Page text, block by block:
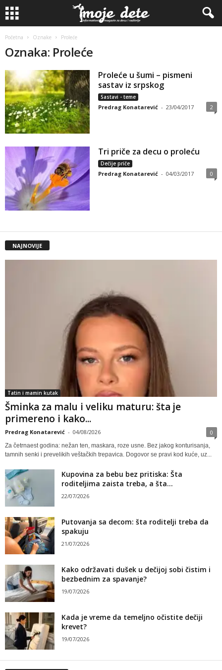
Početna Oznake Proleće
Oznaka: Proleće
Proleće u šumi – pismeni
sastav iz srpskog
Sastavi - teme
Predrag Konatarević - 23/04/2017 2
Tri priče za decu o proleću
Dečije priče
Predrag Konatarević - 04/03/2017 0
NAJNOVIJE
Tatin i mamin kutak
Šminka za malu i veliku maturu: šta je
primereno i kako...
Predrag Konatarević - 04/08/2026 0
Za četrnaest godina: nežan ten, maskara, roze usne. Bez jakog konturisanja,
tamnih senki i prevelikih veštačkih trepavica. Dogovor se pravi kod kuće, uz...
Kupovina za bebu bez pritiska: Šta
roditeljima zaista treba, a šta...
22/07/2026
Putovanja sa decom: šta roditelji treba da
spakuju
21/07/2026
Kako održavati dušek u dečijoj sobi čistim i
bezbednim za spavanje?
19/07/2026
Kada je vreme da temeljno očistite dečiji
krevet?
19/07/2026